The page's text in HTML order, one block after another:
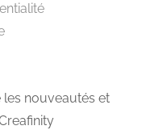
nouveautés et